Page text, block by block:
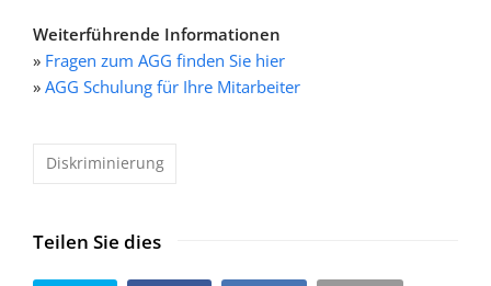
Weiterführende Informationen
» Fragen zum AGG finden Sie hier
» AGG Schulung für Ihre Mitarbeiter
Diskriminierung
Teilen Sie dies